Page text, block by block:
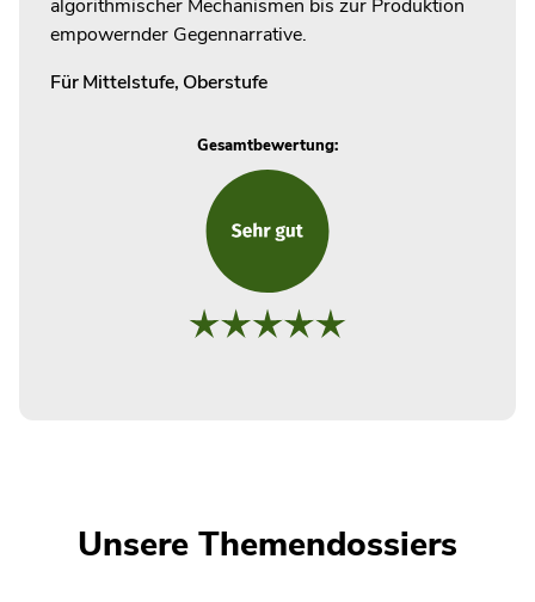
algorithmischer Mechanismen bis zur Produktion
empowernder Gegennarrative.
Für Mittelstufe, Oberstufe
Gesamtbewertung:
Unsere Themendossiers